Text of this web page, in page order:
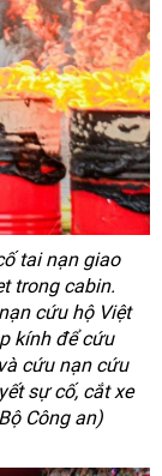
tai nạn giao
trong cabin.
cứu hộ Việt
kính để cứu
cứu nạn cứu
sự cố, cắt xe
Công an)